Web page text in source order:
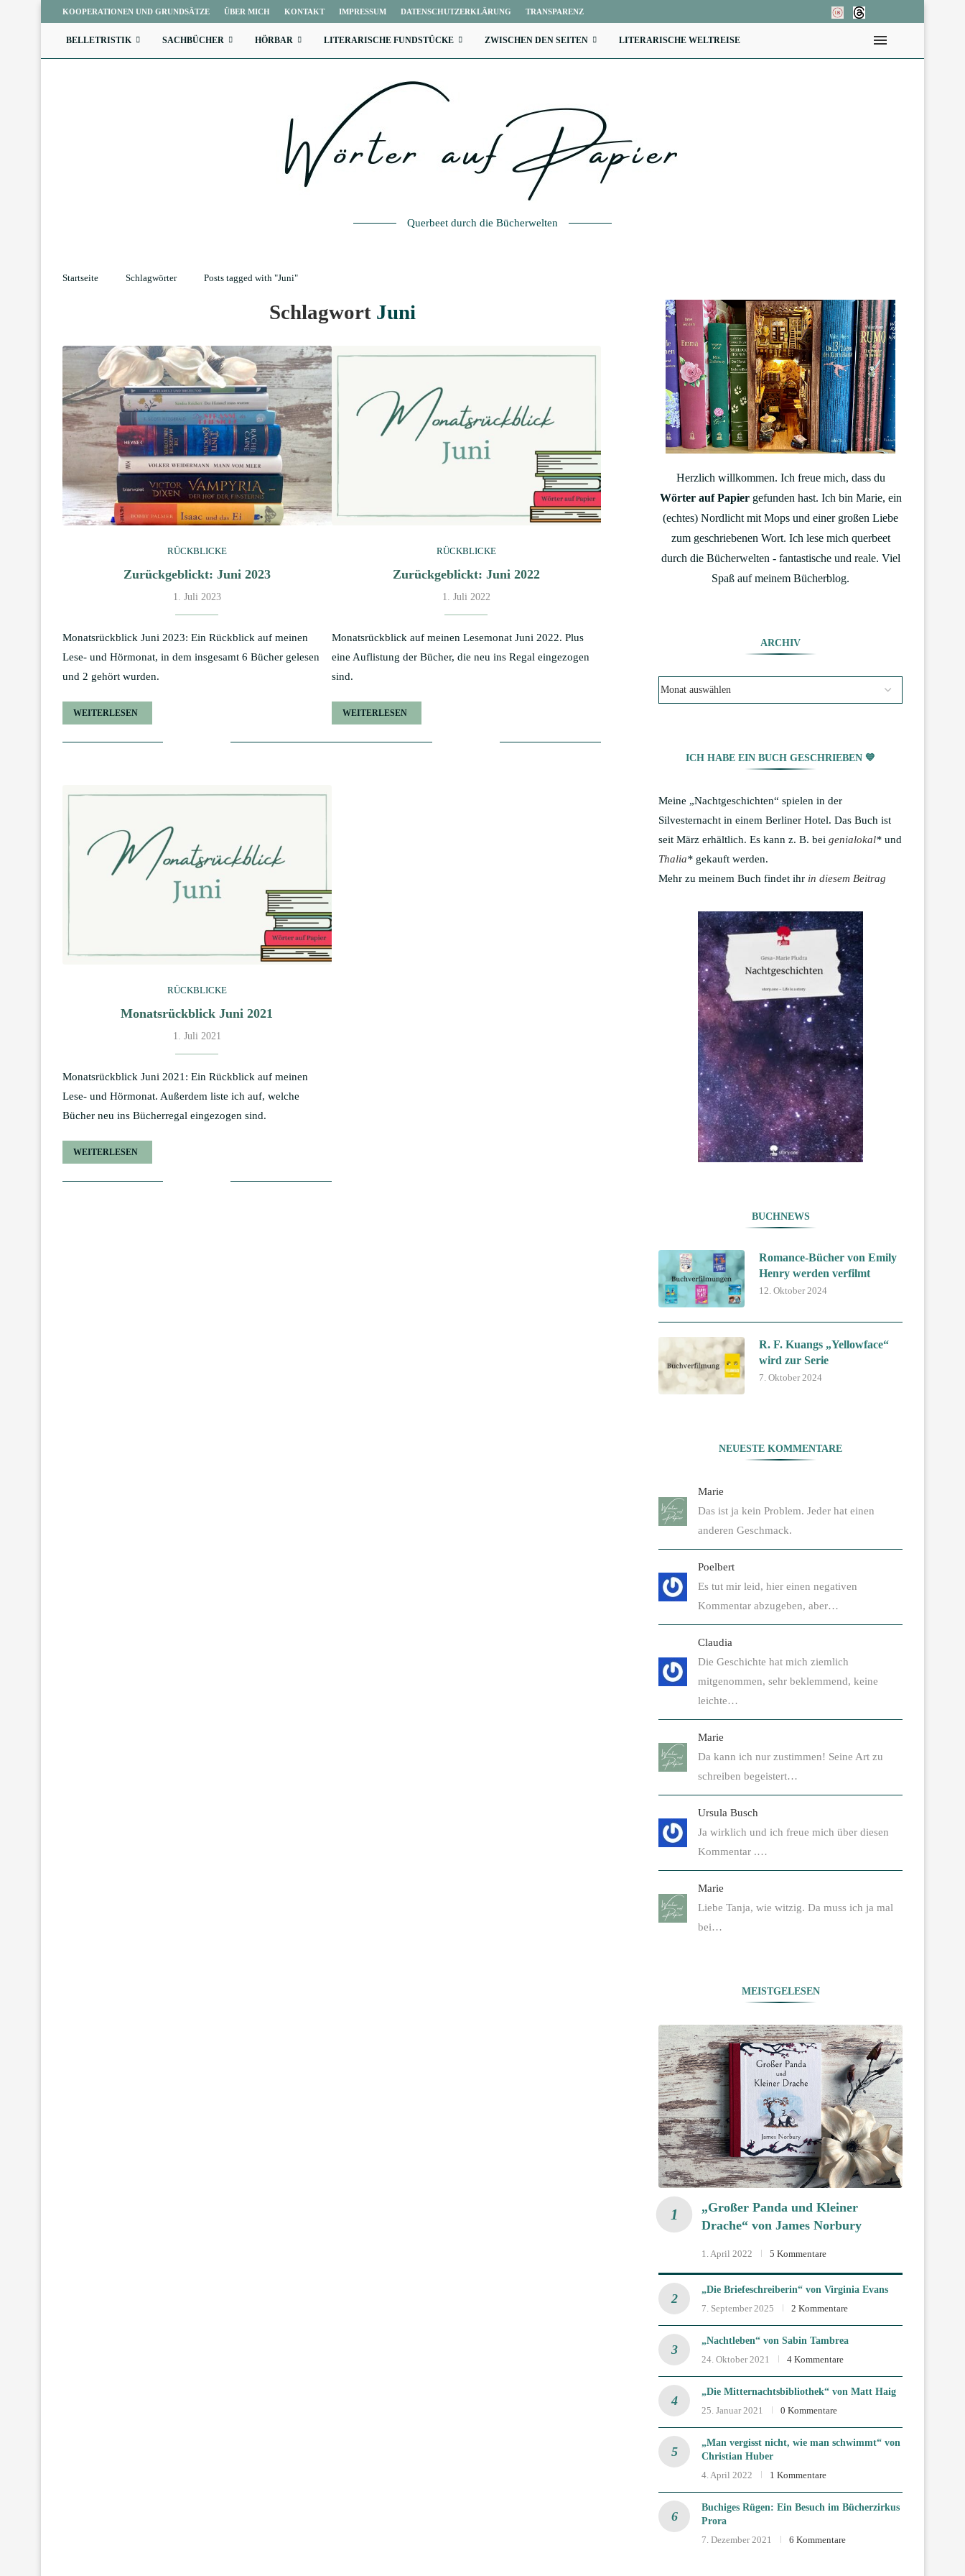
KOOPERATIONEN UND GRUNDSÄTZE ÜBER MICH KONTAKT IMPRESSUM DATENSCHUTZERKLÄRUNG TRANSPARENZ
BELLETRISTIK SACHBÜCHER HÖRBAR LITERARISCHE FUNDSTÜCKE ZWISCHEN DEN SEITEN LITERARISCHE WELTREISE
Querbeet durch die Bücherwelten
Startseite Schlagwörter Posts tagged with "Juni"
Schlagwort Juni
RÜCKBLICKE
Zurückgeblickt: Juni 2023
1. Juli 2023
Monatsrückblick Juni 2023: Ein Rückblick auf meinen
Lese- und Hörmonat, in dem insgesamt 6 Bücher gelesen
und 2 gehört wurden.
WEITERLESEN
RÜCKBLICKE
Zurückgeblickt: Juni 2022
1. Juli 2022
Monatsrückblick auf meinen Lesemonat Juni 2022. Plus
eine Auflistung der Bücher, die neu ins Regal eingezogen
sind.
WEITERLESEN
RÜCKBLICKE
Monatsrückblick Juni 2021
1. Juli 2021
Monatsrückblick Juni 2021: Ein Rückblick auf meinen
Lese- und Hörmonat. Außerdem liste ich auf, welche
Bücher neu ins Bücherregal eingezogen sind.
WEITERLESEN
Herzlich willkommen. Ich freue mich, dass du
Wörter auf Papiergefunden hast. Ich bin Marie, ein
(echtes) Nordlicht mit Mops und einer großen Liebe
zum geschriebenen Wort. Ich lese mich querbeet
durch die Bücherwelten - fantastische und reale. Viel
Spaß auf meinem Bücherblog.
ARCHIV
ICH HABE EIN BUCH GESCHRIEBEN 💙
Meine „Nachtgeschichten“ spielen in der
Silvesternacht in einem Berliner Hotel. Das Buch ist
seit März erhältlich. Es kann z. B. bei genialokal* und
Thalia* gekauft werden.
Mehr zu meinem Buch findet ihr in diesem Beitrag
BUCHNEWS
Romance-Bücher von Emily
Henry werden verfilmt
12. Oktober 2024
R. F. Kuangs „Yellowface“
wird zur Serie
7. Oktober 2024
NEUESTE KOMMENTARE
Marie
Das ist ja kein Problem. Jeder hat einen
anderen Geschmack.
Poelbert
Es tut mir leid, hier einen negativen
Kommentar abzugeben, aber…
Claudia
Die Geschichte hat mich ziemlich
mitgenommen, sehr beklemmend, keine
leichte…
Marie
Da kann ich nur zustimmen! Seine Art zu
schreiben begeistert…
Ursula Busch
Ja wirklich und ich freue mich über diesen
Kommentar .…
Marie
Liebe Tanja, wie witzig. Da muss ich ja mal
bei…
MEISTGELESEN
„Großer Panda und Kleiner
Drache“ von James Norbury
1. April 2022 5 Kommentare
„Die Briefeschreiberin“ von Virginia Evans
7. September 2025
2 Kommentare
„Nachtleben“ von Sabin Tambrea
24. Oktober 2021
4 Kommentare
„Die Mitternachtsbibliothek“ von Matt Haig
25. Januar 2021
0 Kommentare
„Man vergisst nicht, wie man schwimmt“ von
Christian Huber
4. April 2022
1 Kommentare
Buchiges Rügen: Ein Besuch im Bücherzirkus
Prora
7. Dezember 2021
6 Kommentare